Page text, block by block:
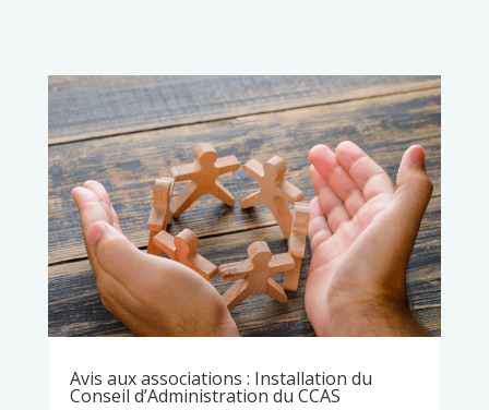
Avis aux associations : Installation du
Conseil d’Administration du CCAS